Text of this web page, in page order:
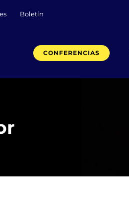
Boletín
CONFERENCIAS